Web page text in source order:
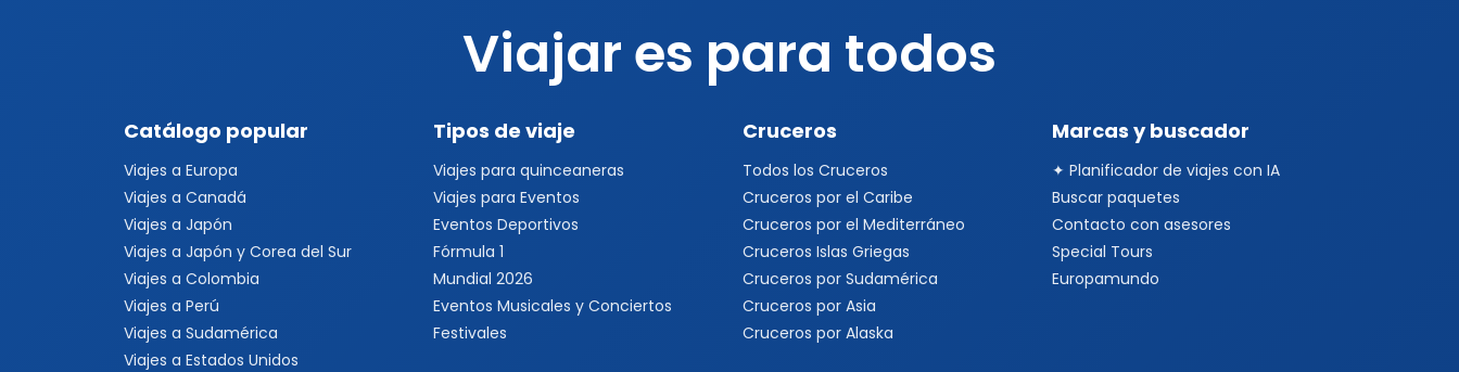
Viajar es para todos
Catálogo popular
Viajes a Europa
Viajes a Canadá
Viajes a Japón
Viajes a Japón y Corea del Sur
Viajes a Colombia
Viajes a Perú
Viajes a Sudamérica
Viajes a Estados Unidos
Tipos de viaje
Viajes para quinceaneras
Viajes para Eventos
Eventos Deportivos
Fórmula 1
Mundial 2026
Eventos Musicales y Conciertos
Festivales
Cruceros
Todos los Cruceros
Cruceros por el Caribe
Cruceros por el Mediterráneo
Cruceros Islas Griegas
Cruceros por Sudamérica
Cruceros por Asia
Cruceros por Alaska
Marcas y buscador
✦ Planificador de viajes con IA
Buscar paquetes
Contacto con asesores
Special Tours
Europamundo